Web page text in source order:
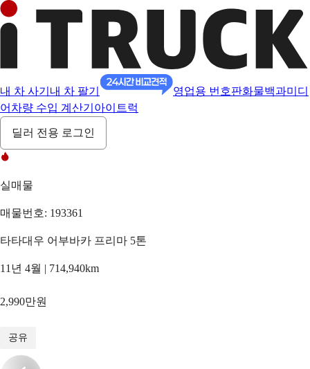
내 차 사기 내 차 팔기 영업용 번호판화물백과미디
어 차량 수입 계산기 아이트럭
딜러 전용 로그인
실매물
매물번호: 193361
타타대우 어부바카 프리마 5톤
11년 4월 | 714,940km
2,990만원
공유
/10